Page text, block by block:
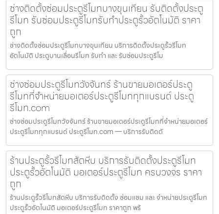
ช่างติดตั้งซ่อมประตูรีโมทบางขุนเทียน รับติดตั้งประตู
รีโมท รับซ่อมประตูรีโมทรับทำประตูรั้วอัตโนมัติ ราคา
ถูก
ช่างติดตั้งซ่อมประตูรีโมทบางขุนเทียน บริการติดตั้งประตูรั้วรีโมท
อัตโนมัติ ประตูบานเลื่อนรีโมท รับทำ และ รับซ่อมประตูรีโม
ช่างซ่อมประตูรีโมทวังจันทร์ ร้านขายมอเตอร์ประตู
รีโมทที่จำหน่ายมอเตอร์ประตูรีโมททุกแบรนด์ ประตู
รีโมท.com
ช่างซ่อมประตูรีโมทวังจันทร์ ร้านขายมอเตอร์ประตูรีโมทที่จำหน่ายมอเตอร์
ประตูรีโมททุกแบรนด์ ประตูรีโมท.com — บริการรับติดตั
ร้านประตูรั้วรีโมทสัตหีบ บริการรับติดตั้งประตูรีโมท
ประตูรั้วอัตโนมัติ มอเตอร์ประตูรีโมท ครบวงจร ราคา
ถูก
ร้านประตูรั้วรีโมทสัตหีบ บริการรับติดตั้ง ซ่อมแซม และ จำหน่ายประตูรีโมท
ประตูรั้วอัตโนมัติ มอเตอร์ประตูรีโมท ราคาถูก พร้